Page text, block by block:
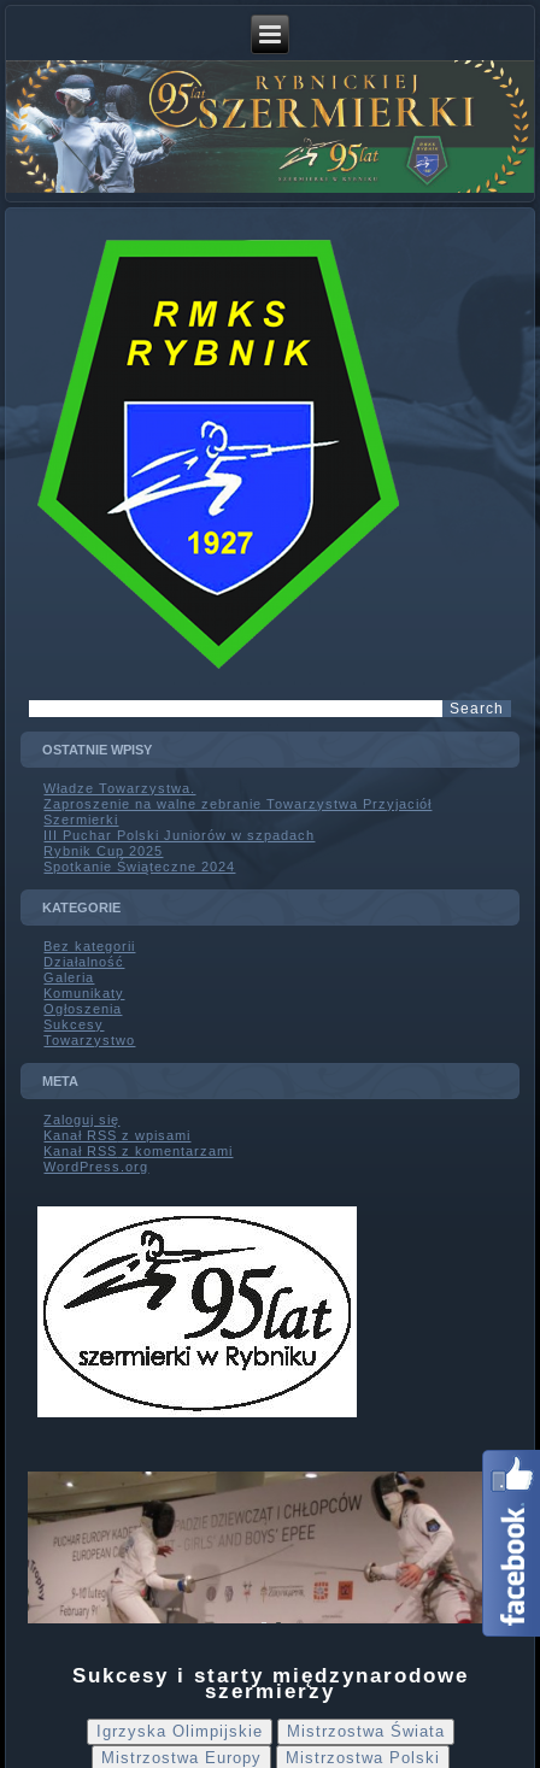
OSTATNIE WPISY
Władze Towarzystwa.
Zaproszenie na walne zebranie Towarzystwa Przyjaciół
Szermierki
III Puchar Polski Juniorów w szpadach
Rybnik Cup 2025
Spotkanie Świąteczne 2024
KATEGORIE
Bez kategorii
Działalność
Galeria
Komunikaty
Ogłoszenia
Sukcesy
Towarzystwo
META
Zaloguj się
Kanał RSS z wpisami
Kanał RSS z komentarzami
WordPress.org
Sukcesy i starty międzynarodowe
szermierzy
Igrzyska Olimpijskie
Mistrzostwa Świata
Mistrzostwa Europy
Mistrzostwa Polski